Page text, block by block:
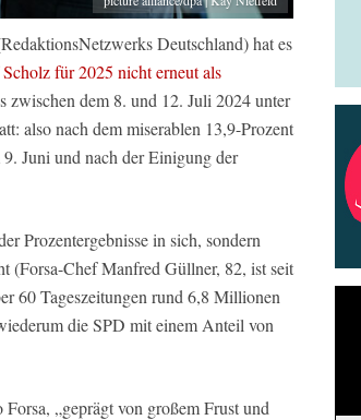
Deutschland) hat es
für 2025 nicht erneut als
zwischen dem 8. und 12. Juli 2024 unter
also nach dem miserablen 13,9-Prozent
Juni und nach der Einigung der
Prozentergebnisse in sich, sondern
(Forsa-Chef Manfred Güllner, 82, ist seit
60 Tageszeitungen rund 6,8 Millionen
die SPD mit einem Anteil von
„geprägt von großem Frust und